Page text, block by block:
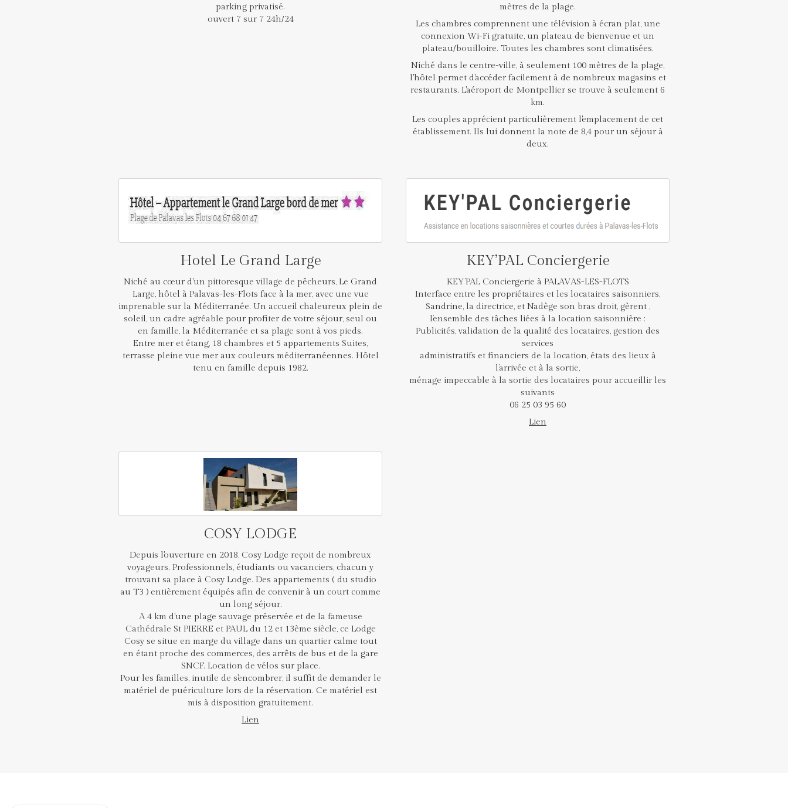
parking privatisé.
ouvert 7 sur 7 24h/24
mètres de la plage.
Les chambres comprennent une télévision à écran plat, une
connexion Wi-Fi gratuite, un plateau de bienvenue et un
plateau/bouilloire. Toutes les chambres sont climatisées.
Niché dans le centre-ville, à seulement 100 mètres de la plage,
l'hôtel permet d'accéder facilement à de nombreux magasins et
restaurants. L'aéroport de Montpellier se trouve à seulement 6
km.
Les couples apprécient particulièrement l'emplacement de cet
établissement. Ils lui donnent la note de 8,4 pour un séjour à
deux.
Hotel Le Grand Large
Niché au cœur d'un pittoresque village de pêcheurs, Le Grand
Large, hôtel à Palavas-les-Flots face à la mer, avec une vue
imprenable sur la Méditerranée. Un accueil chaleureux plein de
soleil, un cadre agréable pour profiter de votre séjour, seul ou
en famille, la Méditerranée et sa plage sont à vos pieds.
Entre mer et étang, 18 chambres et 5 appartements Suites,
terrasse pleine vue mer aux couleurs méditerranéennes. Hôtel
tenu en famille depuis 1982.
KEY’PAL Conciergerie
KEY’PAL Conciergerie à PALAVAS-LES-FLOTS
Interface entre les propriétaires et les locataires saisonniers,
Sandrine, la directrice, et Nadège son bras droit, gèrent ,
l’ensemble des tâches liées à la location saisonnière :
Publicités, validation de la qualité des locataires, gestion des
services
administratifs et financiers de la location, états des lieux à
l’arrivée et à la sortie,
ménage impeccable à la sortie des locataires pour accueillir les
suivants
06 25 03 95 60
Lien
COSY LODGE
Depuis l'ouverture en 2018, Cosy Lodge reçoit de nombreux
voyageurs. Professionnels, étudiants ou vacanciers, chacun y
trouvant sa place à Cosy Lodge. Des appartements ( du studio
au T3 ) entièrement équipés afin de convenir à un court comme
un long séjour.
A 4 km d'une plage sauvage préservée et de la fameuse
Cathédrale St PIERRE et PAUL du 12 et 13ème siècle, ce Lodge
Cosy se situe en marge du village dans un quartier calme tout
en étant proche des commerces, des arrêts de bus et de la gare
SNCF. Location de vélos sur place.
Pour les familles, inutile de s'encombrer, il suffit de demander le
matériel de puériculture lors de la réservation. Ce matériel est
mis à disposition gratuitement.
Lien